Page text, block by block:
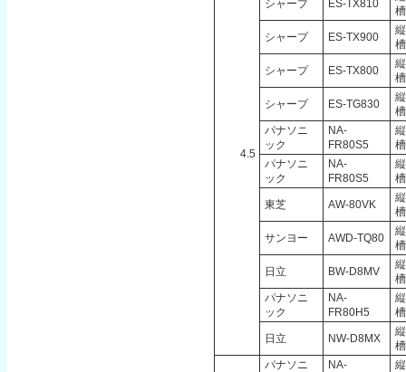
4.5
シャープ ES-TX810
槽
シャープ ES-TX900
槽
シャープ ES-TX800
槽
シャープ ES-TG830
槽
パナソニ
ック
NA-
FR80S5
槽
パナソニ
ック
NA-
FR80S5
槽
東芝 AW-80VK
槽
サンヨー AWD-TQ80
槽
日立 BW-D8MV
槽
パナソニ
ック
NA-
FR80H5
槽
日立 NW-D8MX
槽
パナソニ
NA-